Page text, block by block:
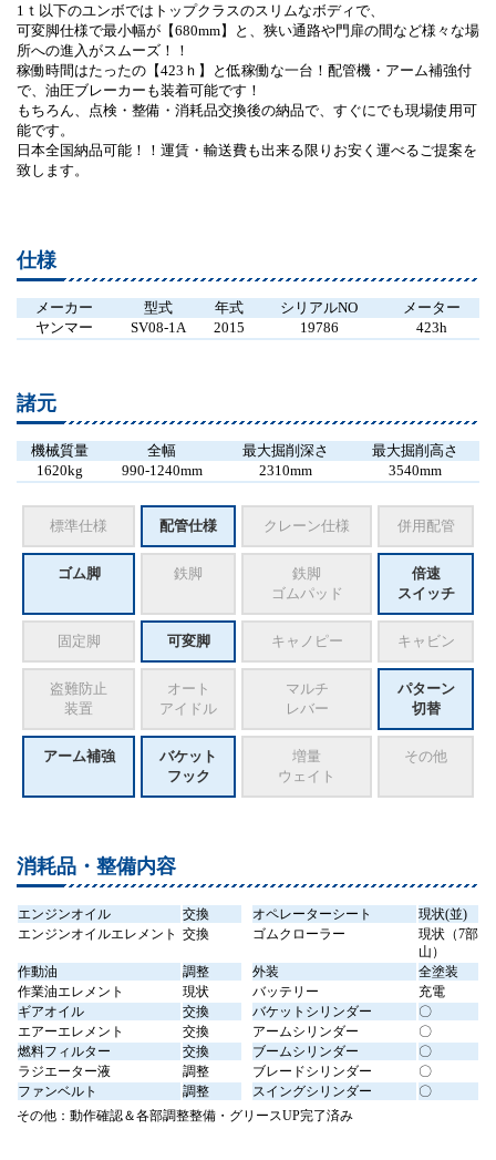
1ｔ以下のユンボではトップクラスのスリムなボディで、
可変脚仕様で最小幅が【680mm】と、狭い通路や門扉の間など様々な場
所への進入がスムーズ！！
稼働時間はたったの【423ｈ】と低稼働な一台！配管機・アーム補強付
で、油圧ブレーカーも装着可能です！
もちろん、点検・整備・消耗品交換後の納品で、すぐにでも現場使用可
能です。
日本全国納品可能！！運賃・輸送費も出来る限りお安く運べるご提案を
致します。
仕様
メーカー 型式 年式 シリアルNO
メーター
ヤンマー
SV08-1A 2015 19786 423h
諸元
機械質量 全幅 最大掘削深さ
最大掘削高さ
1620kg
990-1240mm 2310mm 3540mm
標準仕様 配管仕様 クレーン仕様 併用配管
ゴム脚 鉄脚
鉄脚
ゴムパッド
倍速
スイッチ
固定脚 可変脚 キャノピー キャビン
盗難防止
装置
オート
アイドル
マルチ
レバー
パターン
切替
アーム補強
バケット
フック
増量
ウェイト
その他
消耗品・整備内容
エンジンオイル 交換 オペレーターシート
現状(並)
エンジンオイルエレメント 交換 ゴムクローラー
現状（7部
山）
作動油
調整 外装
全塗装
作業油エレメント
現状 バッテリー
充電
ギアオイル
交換 バケットシリンダー
〇
エアーエレメント
交換 アームシリンダー
〇
燃料フィルター
交換 ブームシリンダー
〇
ラジエーター液
調整 ブレードシリンダー
〇
ファンベルト
調整 スイングシリンダー
〇
その他：動作確認＆各部調整整備・グリースUP完了済み